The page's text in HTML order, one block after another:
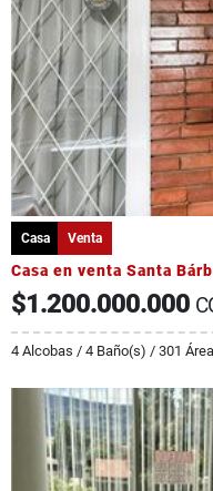
Casa Venta
Casa en venta Santa
$1.200.000.000
4 Alcobas / 4 Baño(s) / 301